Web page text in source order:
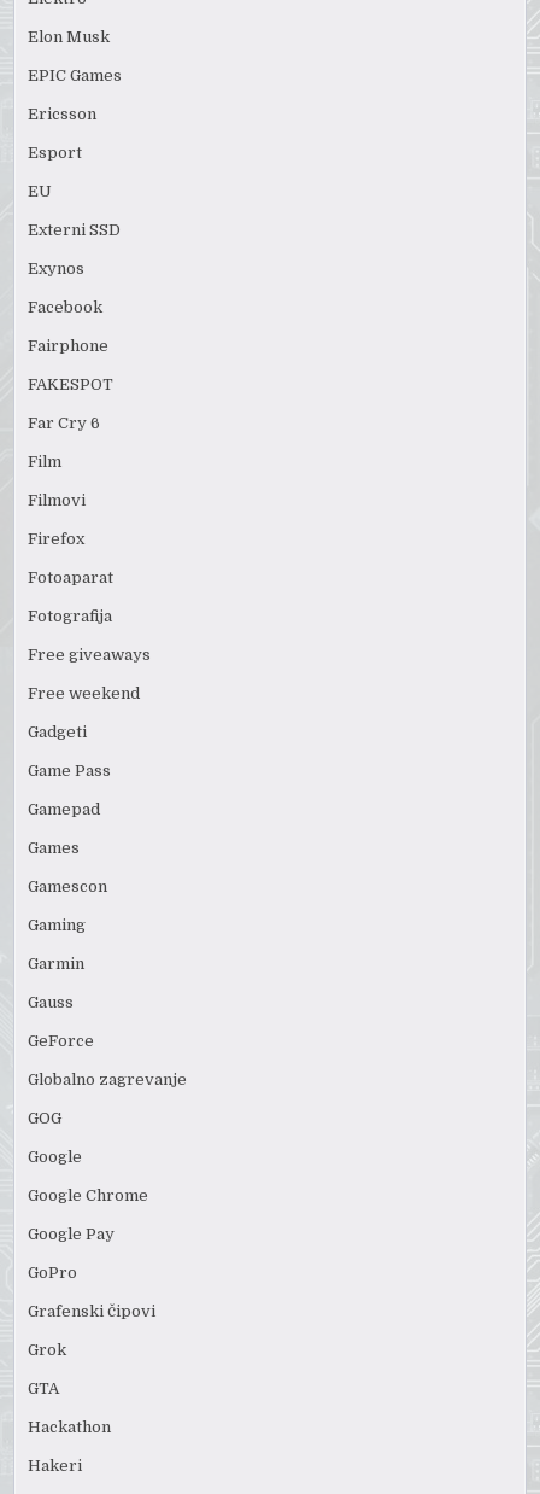
Elon Musk
EPIC Games
Ericsson
Esport
EU
Externi SSD
Exynos
Facebook
Fairphone
FAKESPOT
Far Cry 6
Film
Filmovi
Firefox
Fotoaparat
Fotografija
Free giveaways
Free weekend
Gadgeti
Game Pass
Gamepad
Games
Gamescon
Gaming
Garmin
Gauss
GeForce
Globalno zagrevanje
GOG
Google
Google Chrome
Google Pay
GoPro
Grafenski čipovi
Grok
GTA
Hackathon
Hakeri